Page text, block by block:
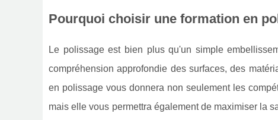
Pourquoi choisir une formation en
Le polissage est bien plus qu'un simple
compréhension approfondie des surfaces, des
en polissage vous donnera non seulement les
mais elle vous permettra également de maximiser la